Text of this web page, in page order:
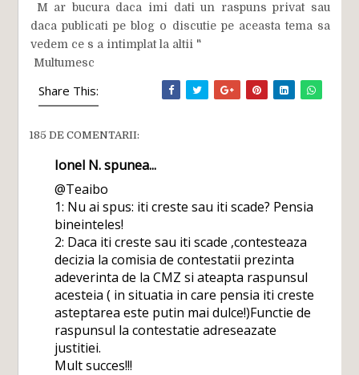
M ar bucura daca imi dati un raspuns privat sau
daca publicati pe blog o discutie pe aceasta tema sa
vedem ce s a intimplat la altii "
Multumesc
Share This:
185 DE COMENTARII:
Ionel N.spunea...
@Teaibo
1: Nu ai spus: iti creste sau iti scade? Pensia
bineinteles!
2: Daca iti creste sau iti scade ,contesteaza
decizia la comisia de contestatii prezinta
adeverinta de la CMZ si ateapta raspunsul
acesteia ( in situatia in care pensia iti creste
asteptarea este putin mai dulce!)Functie de
raspunsul la contestatie adreseazate
justitiei.
Mult succes!!!